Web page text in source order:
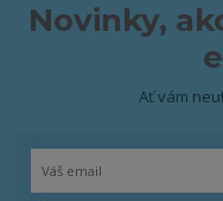
Novinky,
Ať vám